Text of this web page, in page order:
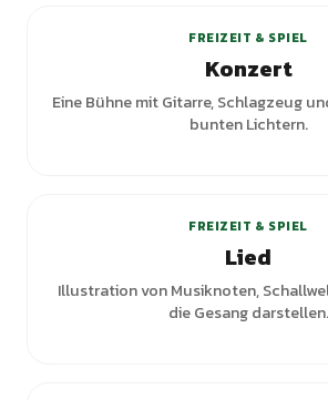
FREIZEIT & SPIEL
Konzert
Eine Bühne mit Gitarre, Schlagzeug
bunten Lichtern.
FREIZEIT & SPIEL
Lied
Illustration von Musiknoten,
die Gesang darstellen.